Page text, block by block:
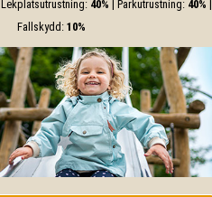
Lekplatsutrustning: 40% | Parkutrustning: 40% |
Fallskydd: 10%